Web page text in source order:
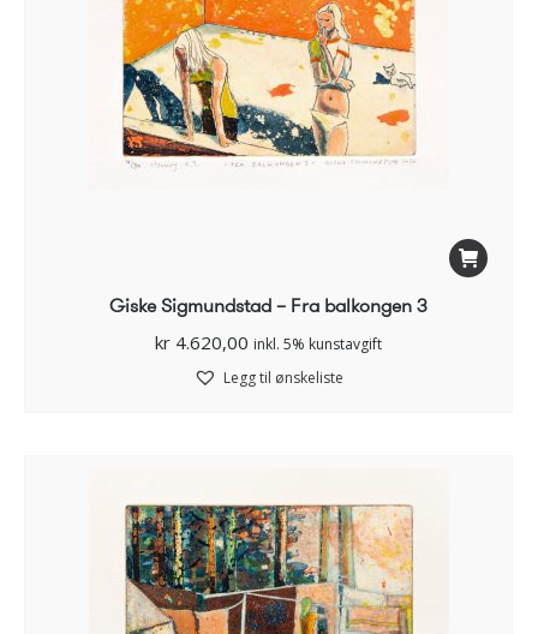
Giske Sigmundstad – Fra balkongen 3
kr 4.620,00 inkl. 5% kunstavgift
Legg til ønskeliste